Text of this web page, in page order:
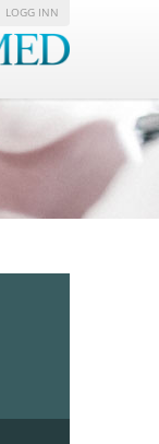
LOGG INN